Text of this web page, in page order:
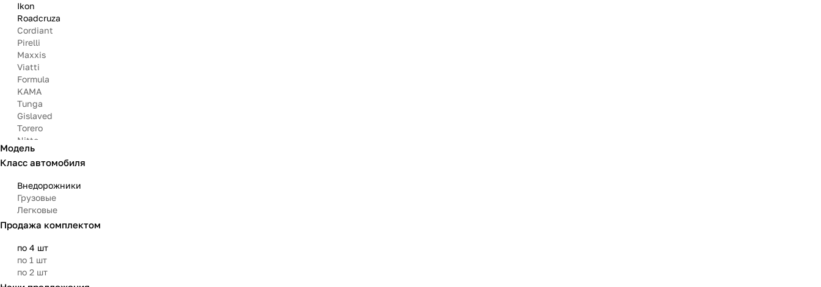
Ikon
Roadcruza
Cordiant
Pirelli
Maxxis
Viatti
Formula
KAMA
Tunga
Gislaved
Torero
Nitto
Arivo
Michelin
Bars
Attar
Bridgestone
Matador
Омскшина
Модель
Класс автомобиля
Внедорожники
Грузовые
Легковые
Продажа комплектом
по 4 шт
по 1 шт
по 2 шт